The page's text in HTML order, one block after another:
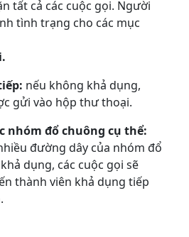
tất cả các cuộc gọi. Người
tình trạng cho các mục
nếu không khả dụng,
gửi vào hộp thư thoại.
nhóm đổ chuông cụ thể:
đường dây của nhóm đổ
dụng, các cuộc gọi sẽ
thành viên khả dụng tiếp